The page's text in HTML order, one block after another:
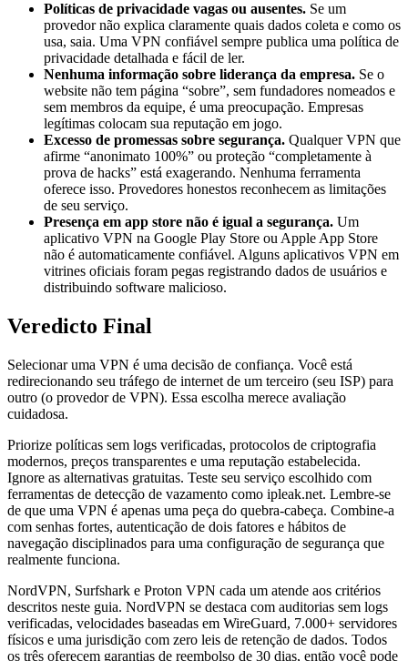
Políticas de privacidade vagas ou ausentes. Se um
provedor não explica claramente quais dados coleta e como os
usa, saia. Uma VPN confiável sempre publica uma política de
privacidade detalhada e fácil de ler.
Nenhuma informação sobre liderança da empresa. Se o
website não tem página “sobre”, sem fundadores nomeados e
sem membros da equipe, é uma preocupação. Empresas
legítimas colocam sua reputação em jogo.
Excesso de promessas sobre segurança. Qualquer VPN que
afirme “anonimato 100%” ou proteção “completamente à
prova de hacks” está exagerando. Nenhuma ferramenta
oferece isso. Provedores honestos reconhecem as limitações
de seu serviço.
Presença em app store não é igual a segurança. Um
aplicativo VPN na Google Play Store ou Apple App Store
não é automaticamente confiável. Alguns aplicativos VPN em
vitrines oficiais foram pegas registrando dados de usuários e
distribuindo software malicioso.
Veredicto Final
Selecionar uma VPN é uma decisão de confiança. Você está
redirecionando seu tráfego de internet de um terceiro (seu ISP) para
outro (o provedor de VPN). Essa escolha merece avaliação
cuidadosa.
Priorize políticas sem logs verificadas, protocolos de criptografia
modernos, preços transparentes e uma reputação estabelecida.
Ignore as alternativas gratuitas. Teste seu serviço escolhido com
ferramentas de detecção de vazamento como ipleak.net. Lembre-se
de que uma VPN é apenas uma peça do quebra-cabeça. Combine-a
com senhas fortes, autenticação de dois fatores e hábitos de
navegação disciplinados para uma configuração de segurança que
realmente funciona.
NordVPN, Surfshark e Proton VPN cada um atende aos critérios
descritos neste guia. NordVPN se destaca com auditorias sem logs
verificadas, velocidades baseadas em WireGuard, 7.000+ servidores
físicos e uma jurisdição com zero leis de retenção de dados. Todos
os três oferecem garantias de reembolso de 30 dias, então você pode